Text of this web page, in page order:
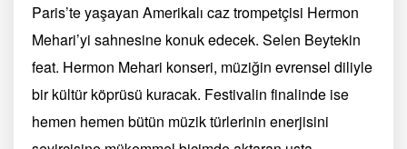
Paris’te yaşayan Amerikalı caz trompetçisi Hermon
Mehari’yi sahnesine konuk edecek. Selen Beytekin
feat. Hermon Mehari konseri, müziğin evrensel diliyle
bir kültür köprüsü kuracak. Festivalin finalinde ise
hemen hemen bütün müzik türlerinin enerjisini